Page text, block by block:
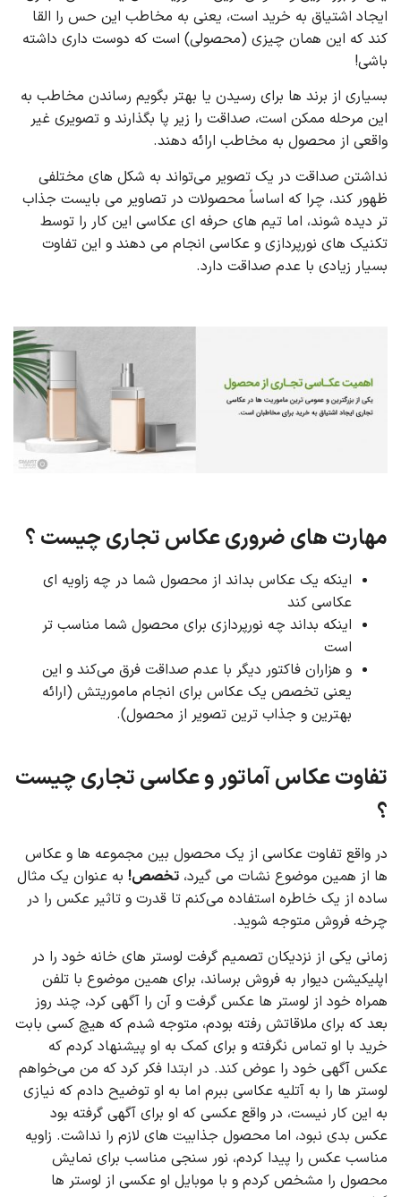
ایجاد اشتیاق به خرید است، یعنی به مخاطب این حس را القا
کند که این همان چیزی (محصولی) است که دوست داری داشته
باشی!
بسیاری از برند ها برای رسیدن یا بهتر بگویم رساندن مخاطب به
این مرحله ممکن است، صداقت را زیر پا بگذارند و تصویری غیر
واقعی از محصول به مخاطب ارائه دهند.
نداشتن صداقت در یک تصویر می‌تواند به شکل های مختلفی
ظهور کند، چرا که اساساً محصولات در تصاویر می بایست جذاب
تر دیده شوند، اما تیم های حرفه ای عکاسی این کار را توسط
تکنیک های نورپردازی و عکاسی انجام می دهند و این تفاوت
بسیار زیادی با عدم صداقت دارد.
مهارت های ضروری عکاس تجاری چیست ؟
اینکه یک عکاس بداند از محصول شما در چه زاویه ای
عکاسی کند
اینکه بداند چه نورپردازی برای محصول شما مناسب تر
است
و هزاران فاکتور دیگر با عدم صداقت فرق می‌کند و این
یعنی تخصص یک عکاس برای انجام ماموریتش (ارائه
بهترین و جذاب ترین تصویر از محصول).
تفاوت عکاس آماتور و عکاسی تجاری چیست
؟
در واقع تفاوت عکاسی از یک محصول بین مجموعه ها و عکاس
ها از همین موضوع نشات می گیرد، تخصص! به عنوان یک مثال
ساده از یک خاطره استفاده می‌کنم تا قدرت و تاثیر عکس را در
چرخه فروش متوجه شوید.
زمانی یکی از نزدیکان تصمیم گرفت لوستر های خانه خود را در
اپلیکیشن دیوار به فروش برساند، برای همین موضوع با تلفن
همراه خود از لوستر ها عکس گرفت و آن را آگهی کرد، چند روز
بعد که برای ملاقاتش رفته بودم، متوجه شدم که هیچ کسی بابت
خرید با او تماس نگرفته و برای کمک به او پیشنهاد کردم که
عکس آگهی خود را عوض کند. در ابتدا فکر کرد که من می‌خواهم
لوستر ها را به آتلیه عکاسی ببرم اما به او توضیح دادم که نیازی
به این کار نیست، در واقع عکسی که او برای آگهی گرفته بود
عکس بدی نبود، اما محصول جذابیت های لازم را نداشت. زاویه
مناسب عکس را پیدا کردم، نور سنجی مناسب برای نمایش
محصول را مشخص کردم و با موبایل او عکسی از لوستر ها